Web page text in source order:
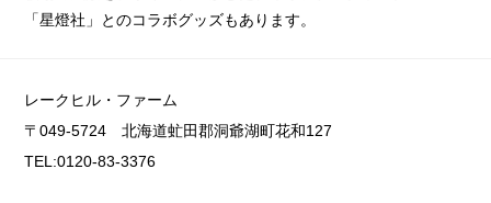
「星燈社」とのコラボグッズもあります。
レークヒル・ファーム
〒049-5724 北海道虻田郡洞爺湖町花和127
TEL:0120-83-3376